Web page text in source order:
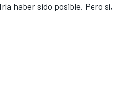
haber sido posible. Pero sí,